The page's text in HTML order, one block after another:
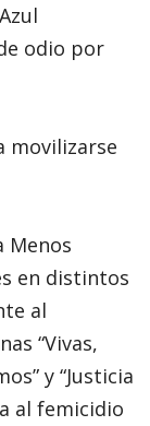
odio por
movilizarse
Menos
en distintos
al
“Vivas,
y “Justicia
al femicidio